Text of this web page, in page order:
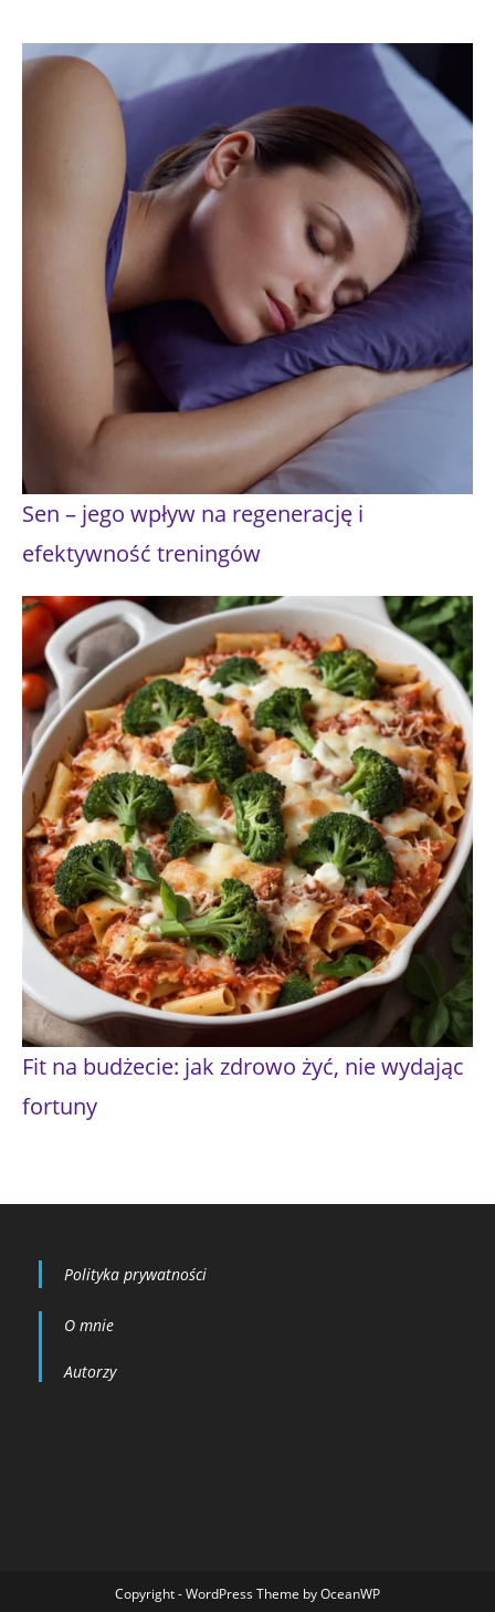
Sen – jego wpływ na regenerację i
efektywność treningów
Fit na budżecie: jak zdrowo żyć, nie wydając
fortuny
Polityka prywatności
O mnie
Autorzy
Copyright - WordPress Theme by OceanWP